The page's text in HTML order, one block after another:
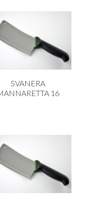
SVANERA
16